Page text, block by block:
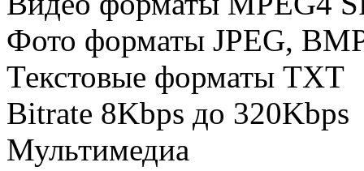
Фото форматы JPEG,
Текстовые форматы TXT
Bitrate 8Kbps до 320Kbps
Мультимедиа